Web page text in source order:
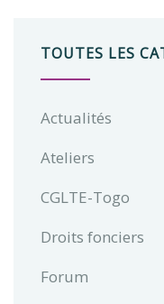
TOUTES LES
Actualités
Ateliers
CGLTE-Togo
Droits fonciers
Forum